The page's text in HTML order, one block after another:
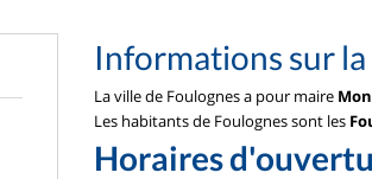
Informations sur
La ville de Foulognes a pour maire
Les habitants de Foulognes sont les
Horaires